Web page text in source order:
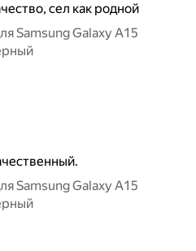
сел как родной
Samsung Galaxy A15
Samsung Galaxy A15